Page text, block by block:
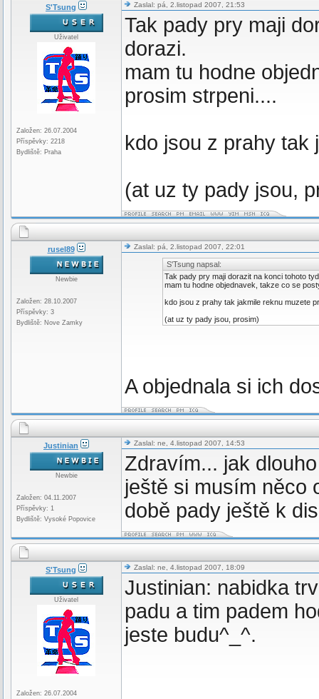
S'Tsung
Uživatel
Založen: 26.07.2004
Příspěvky: 2218
Bydliště: Praha
Zaslal: pá, 2.listopad 2007, 21:53
Tak pady pry maji
dorazi.
mam tu hodne
prosim strpeni....
kdo jsou z prahy tak
(at uz ty pady jsou,
rusel89
Newbie
Založen: 28.10.2007
Příspěvky: 3
Bydliště: Nove Zamky
Zaslal: pá, 2.listopad 2007, 22:01
S'Tsung napsal:
Tak pady pry maji dorazit na konci tohoto
mam tu hodne objednavek, takze co se
kdo jsou z prahy tak jakmile reknu muzete
(at uz ty pady jsou, prosim)
A objednala si ich
Justinian
Newbie
Založen: 04.11.2007
Příspěvky: 1
Bydliště: Vysoké Popovice
Zaslal: ne, 4.listopad 2007, 14:53
Zdravím... jak
ještě si musím něco
době pady ještě k
S'Tsung
Uživatel
Založen: 26.07.2004
Zaslal: ne, 4.listopad 2007, 18:09
Justinian: nabidka
padu a tim padem
jeste budu^_^.